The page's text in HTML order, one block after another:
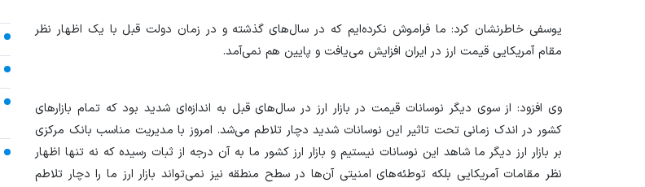
یوسفی خاطرنشان کرد: ما فراموش نکرده‌ایم که در سال‌های گذشته و در زمان دولت قبل با یک اظهار نظر
مقام آمریکایی قیمت ارز در ایران افزایش می‌یافت و پایین هم نمی‌آمد.
وی افزود: از سوی دیگر نوسانات قیمت در بازار ارز در سال‌های قبل به اندازه‌ای شدید بود که تمام بازار‌های
کشور در اندک زمانی تحت تاثیر این نوسانات شدید دچار تلاطم می‌شد. امروز با مدیریت مناسب بانک مرکزی
بر بازار ارز دیگر ما شاهد این نوسانات نیستیم و بازار ارز کشور ما به آن درجه از ثبات رسیده که نه تنها اظهار
نظر مقامات آمریکایی بلکه توطئه‌های امنیتی آن‌ها در سطح منطقه نیز نمی‌تواند بازار ارز ما را دچار تلاطم